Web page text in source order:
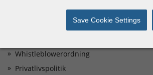
Whistleblowerordning
Privatlivspolitik
Save Cookie Settings